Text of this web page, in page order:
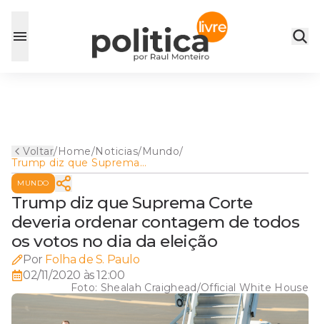
Voltar/Home/Noticias/Mundo/
Trump diz que Suprema
Corte deveria ordenar
contagem de todos os votos
no dia da eleição
MUNDO
Trump diz que Suprema Corte
deveria ordenar contagem de todos
os votos no dia da eleição
Por Folha de S. Paulo
02/11/2020 às 12:00
Foto: Shealah Craighead/Official White House